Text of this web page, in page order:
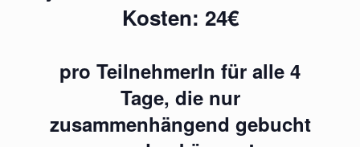
Kosten: 24€
pro TeilnehmerIn für alle 4
Tage, die nur
zusammenhängend gebucht